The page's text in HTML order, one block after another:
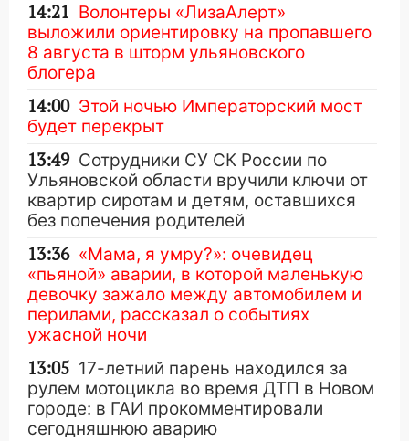
14:21 Волонтеры «ЛизаАлерт»
выложили ориентировку на пропавшего
8 августа в шторм ульяновского
блогера
14:00 Этой ночью Императорский мост
будет перекрыт
13:49 Сотрудники СУ СК России по
Ульяновской области вручили ключи от
квартир сиротам и детям, оставшихся
без попечения родителей
13:36 «Мама, я умру?»: очевидец
«пьяной» аварии, в которой маленькую
девочку зажало между автомобилем и
перилами, рассказал о событиях
ужасной ночи
13:05 17-летний парень находился за
рулем мотоцикла во время ДТП в Новом
городе: в ГАИ прокомментировали
сегодняшнюю аварию